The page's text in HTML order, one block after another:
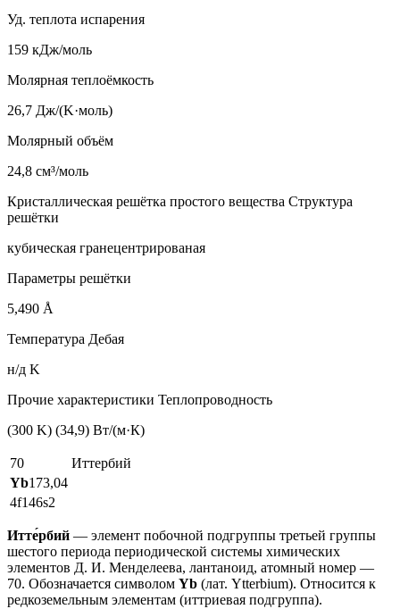
Уд. теплота испарения
159 кДж/моль
Молярная теплоёмкость
26,7 Дж/(K·моль)
Молярный объём
24,8 см³/моль
Кристаллическая решётка простого вещества Структура
решётки
кубическая гранецентрированая
Параметры решётки
5,490 Å
Температура Дебая
н/д K
Прочие характеристики Теплопроводность
(300 K) (34,9) Вт/(м·К)
70
Иттербий
Yb173,04
4f146s2
Итте́рбий — элемент побочной подгруппы третьей группы
шестого периода периодической системы химических
элементов Д. И. Менделеева, лантаноид, атомный номер —
70. Обозначается символом Yb (лат. Ytterbium). Относится к
редкоземельным элементам (иттриевая подгруппа).